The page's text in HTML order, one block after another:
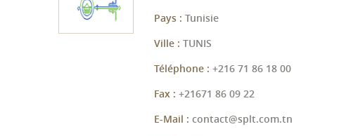
Pays : Tunisie
Ville : TUNIS
Téléphone : +216 71 86 18 00
Fax : +21671 86 09 22
E-Mail : contact@splt.com.tn